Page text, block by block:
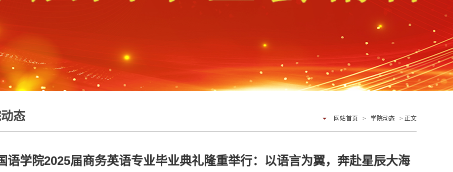
态 网站首页 > 学院动态 > 正文
语学院2025届商务英语专业毕业典礼隆重举行：以语言为翼，奔赴星辰大海